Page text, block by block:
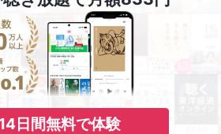
日間無料で体験